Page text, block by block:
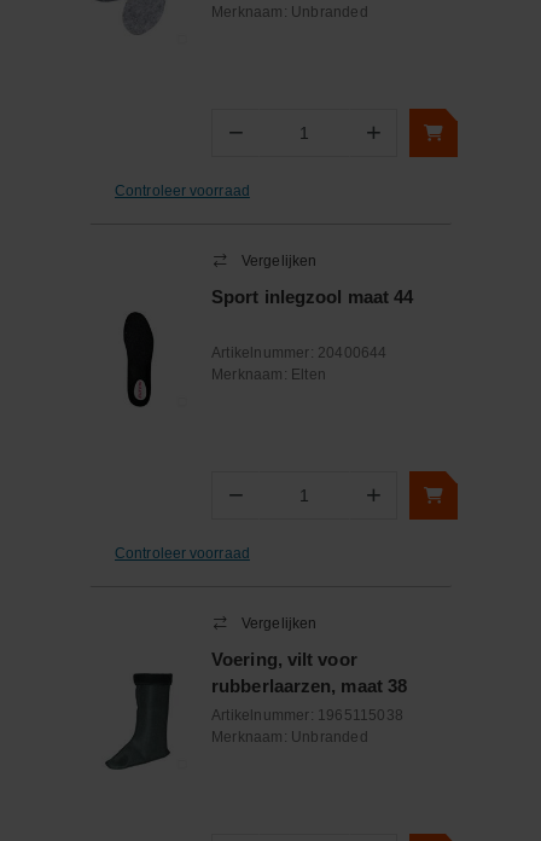
Merknaam: Unbranded
− Aantal +
Controleer voorraad
Vergelijken
Sport inlegzool maat 44
Artikelnummer: 20400644
Merknaam: Elten
− Aantal +
Controleer voorraad
Vergelijken
Voering, vilt voor
rubberlaarzen, maat 38
Artikelnummer: 1965115038
Merknaam: Unbranded